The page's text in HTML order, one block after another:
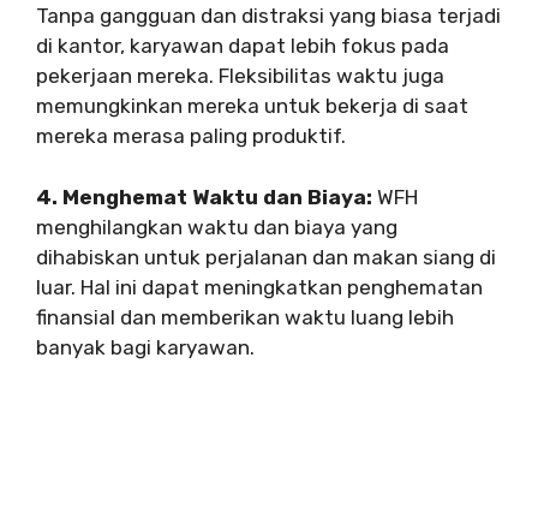
Tanpa gangguan dan distraksi yang biasa terjadi
di kantor, karyawan dapat lebih fokus pada
pekerjaan mereka. Fleksibilitas waktu juga
memungkinkan mereka untuk bekerja di saat
mereka merasa paling produktif.
4. Menghemat Waktu dan Biaya: WFH
menghilangkan waktu dan biaya yang
dihabiskan untuk perjalanan dan makan siang di
luar. Hal ini dapat meningkatkan penghematan
finansial dan memberikan waktu luang lebih
banyak bagi karyawan.